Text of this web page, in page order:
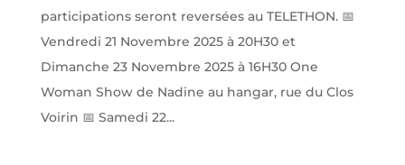
participations seront reversées au TELETHON. 📅
Vendredi 21 Novembre 2025 à 20H30 et
Dimanche 23 Novembre 2025 à 16H30 One
Woman Show de Nadine au hangar, rue du Clos
Voirin 📅 Samedi 22...